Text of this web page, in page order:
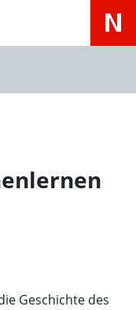
Geschichte des